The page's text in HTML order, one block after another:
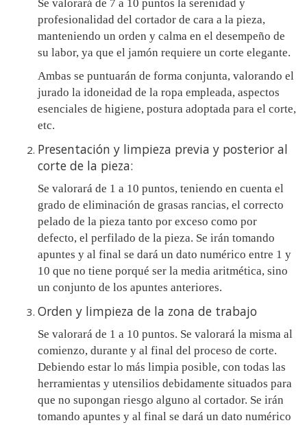
Se valorará de 7 a 10 puntos la serenidad y
profesionalidad del cortador de cara a la pieza,
manteniendo un orden y calma en el desempeño de
su labor, ya que el jamón requiere un corte elegante.
Ambas se puntuarán de forma conjunta, valorando el
jurado la idoneidad de la ropa empleada, aspectos
esenciales de higiene, postura adoptada para el corte,
etc.
Presentación y limpieza previa y posterior al
corte de la pieza:
Se valorará de 1 a 10 puntos, teniendo en cuenta el
grado de eliminación de grasas rancias, el correcto
pelado de la pieza tanto por exceso como por
defecto, el perfilado de la pieza. Se irán tomando
apuntes y al final se dará un dato numérico entre 1 y
10 que no tiene porqué ser la media aritmética, sino
un conjunto de los apuntes anteriores.
Orden y limpieza de la zona de trabajo
Se valorará de 1 a 10 puntos. Se valorará la misma al
comienzo, durante y al final del proceso de corte.
Debiendo estar lo más limpia posible, con todas las
herramientas y utensilios debidamente situados para
que no supongan riesgo alguno al cortador. Se irán
tomando apuntes y al final se dará un dato numérico